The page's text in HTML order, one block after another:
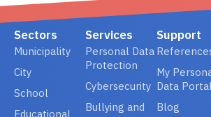
Sectors
Municipality
City
School
Educational
Services
Personal Data
Protection
Cybersecurity
Bullying and
Support
My
Data
Blog